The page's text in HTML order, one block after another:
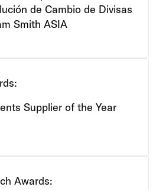
de Cambio de Divisas
Smith ASIA
Supplier of the Year
Awards: